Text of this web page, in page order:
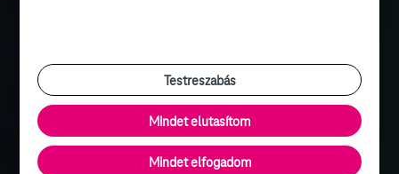
Testreszabás
Mindet elutasítom
Mindet elfogadom